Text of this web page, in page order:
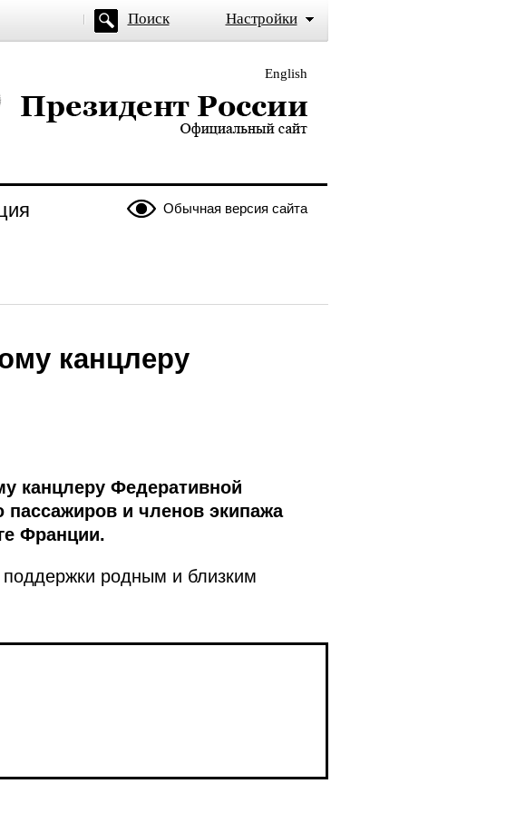
Поиск Настройки
English
России — официальный сайт
Обычная версия сайта
канцлеру
канцлеру Федеративной
пассажиров и членов экипажа
Франции.
поддержки родным и близким